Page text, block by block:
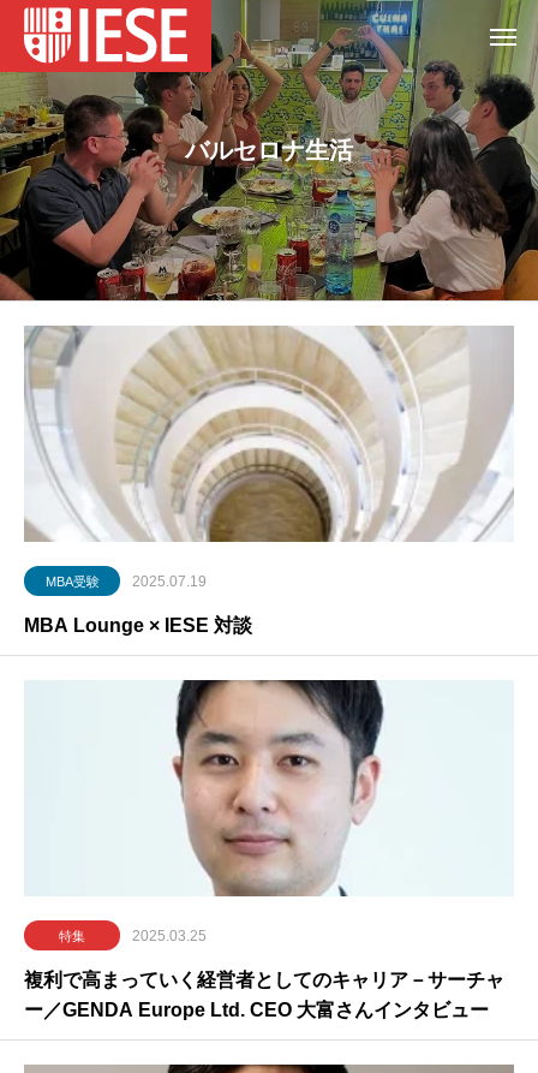
バルセロナ生活
MBA受験 2025.07.19
MBA Lounge × IESE 対談
特集 2025.03.25
複利で高まっていく経営者としてのキャリア－サーチャ
ー／GENDA Europe Ltd. CEO 大富さんインタビュー